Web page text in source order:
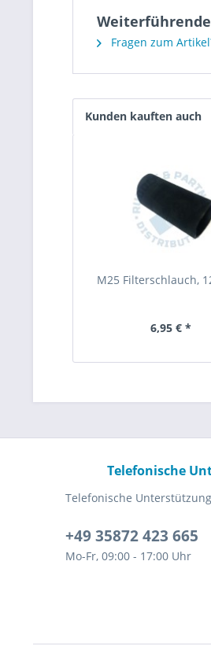
Weiterführende
Fragen zum
Kunden kauften auch
M25 Filterschlauch,
6,95 € *
Telefonische
Telefonische
+49 35872 423 665
Mo-Fr, 09:00 - 17:00 Uhr